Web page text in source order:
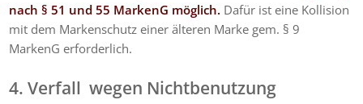
nach § 51 und 55 MarkenG möglich. Dafür ist eine Kollision
mit dem Markenschutz einer älteren Marke gem. § 9
MarkenG erforderlich.
4. Verfall wegen Nichtbenutzung